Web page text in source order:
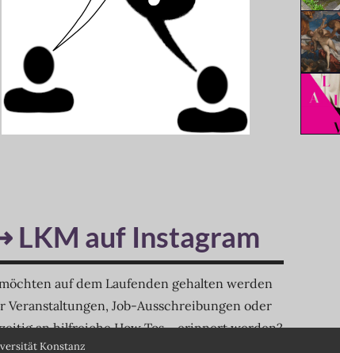
LKM auf Instagram
auf dem Laufenden gehalten werden
Veranstaltungen, Job-Ausschreibungen oder
an hilfreiche How Tos… erinnert werden?
Konstanz